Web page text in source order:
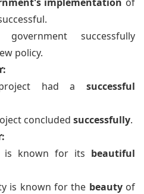
successfully
policy.
had asuccessful
concluded successfully.
is known for its beautiful
is known for the beautyof